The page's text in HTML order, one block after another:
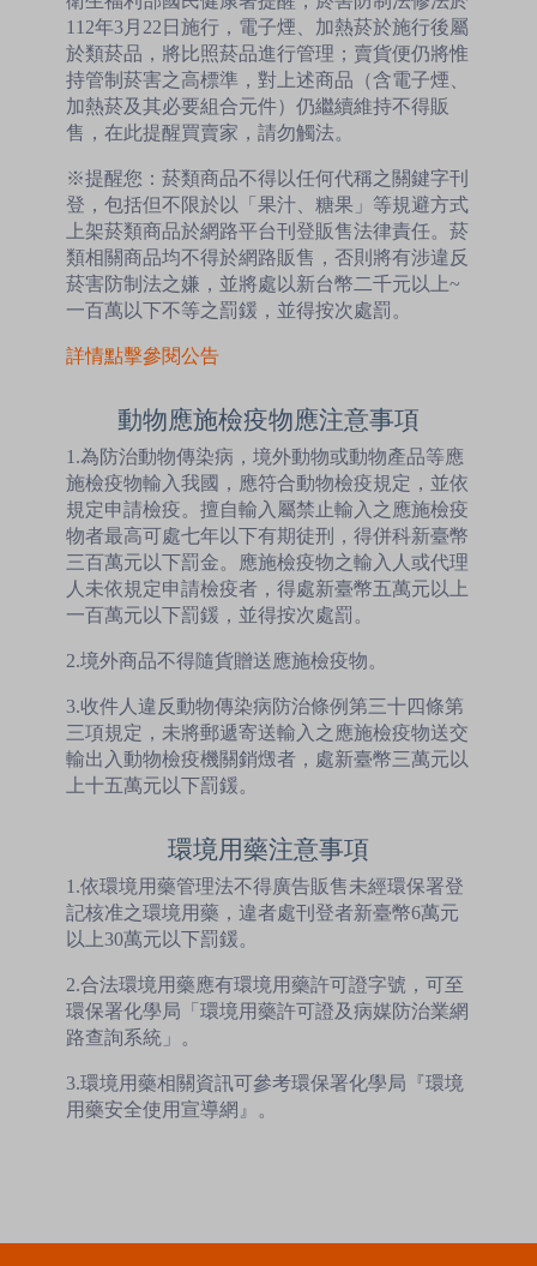
112年3月22日施行，電子煙、加熱菸於施行後屬
於類菸品，將比照菸品進行管理；賣貨便仍將惟
持管制菸害之高標準，對上述商品（含電子煙、
加熱菸及其必要組合元件）仍繼續維持不得販
售，在此提醒買賣家，請勿觸法。
※提醒您：菸類商品不得以任何代稱之關鍵字刊
登，包括但不限於以「果汁、糖果」等規避方式
上架菸類商品於網路平台刊登販售法律責任。菸
類相關商品均不得於網路販售，否則將有涉違反
菸害防制法之嫌，並將處以新台幣二千元以上~
一百萬以下不等之罰鍰，並得按次處罰。
詳情點擊參閱公告
動物應施檢疫物應注意事項
1.為防治動物傳染病，境外動物或動物產品等應
施檢疫物輸入我國，應符合動物檢疫規定，並依
規定申請檢疫。擅自輸入屬禁止輸入之應施檢疫
物者最高可處七年以下有期徒刑，得併科新臺幣
三百萬元以下罰金。應施檢疫物之輸入人或代理
人未依規定申請檢疫者，得處新臺幣五萬元以上
一百萬元以下罰鍰，並得按次處罰。
2.境外商品不得隨貨贈送應施檢疫物。
3.收件人違反動物傳染病防治條例第三十四條第
三項規定，未將郵遞寄送輸入之應施檢疫物送交
輸出入動物檢疫機關銷燬者，處新臺幣三萬元以
上十五萬元以下罰鍰。
環境用藥注意事項
1.依環境用藥管理法不得廣告販售未經環保署登
記核准之環境用藥，違者處刊登者新臺幣6萬元
以上30萬元以下罰鍰。
2.合法環境用藥應有環境用藥許可證字號，可至
環保署化學局「環境用藥許可證及病媒防治業網
路查詢系統」。
3.環境用藥相關資訊可參考環保署化學局『環境
用藥安全使用宣導網』。